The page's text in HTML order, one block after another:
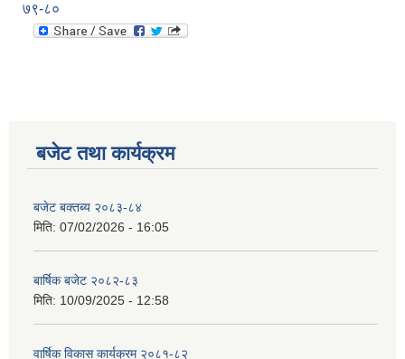
७९-८०
बजेट तथा कार्यक्रम
बजेट बक्तब्य २०८३-८४
मिति: 07/02/2026 - 16:05
बार्षिक बजेट २०८२-८३
मिति: 10/09/2025 - 12:58
वार्षिक विकास कार्यक्रम २०८१-८२